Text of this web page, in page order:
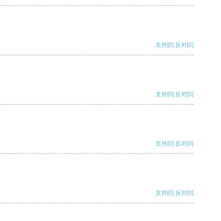
支持[0] 反对[0]
支持[0] 反对[0]
支持[0] 反对[0]
支持[0] 反对[0]